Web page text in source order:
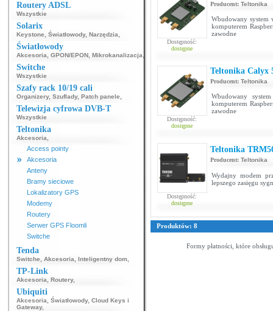
Routery ADSL
Wszystkie
Solarix
Keystone Światłowody, Narzędzia
Światłowody
Akcesoria GPON/EPON Mikrokanalizacja
Switche
Wszystkie
Szafy rack 10/19 cali
Organizery, Szuflady, Patch panele
Telewizja cyfrowa DVB-T
Wszystkie
Teltonika
Akcesoria
Access pointy
Akcesoria
Anteny
Bramy sieciowe
Lokalizatory GPS
Modemy
Routery
Serwer GPS Floomli
Switche
Tenda
Switche Akcesoria Inteligentny dom
TP-Link
Akcesoria Routery,
Ubiquiti
Akcesoria Światłowody, Cloud Keys i
Gateway,
Dostępność:
dostępne
Producent: Teltonika
Wbudowany system
komputerem
zawodne
Dostępność:
dostępne
Teltonika Calyx
Producent: Teltonika
Wbudowany
komputerem
zawodne
Dostępność:
dostępne
Teltonika
Producent: Teltonika
Wydajny modem
lepszego zasięgu
Produktów: 8
Formy płatności, które